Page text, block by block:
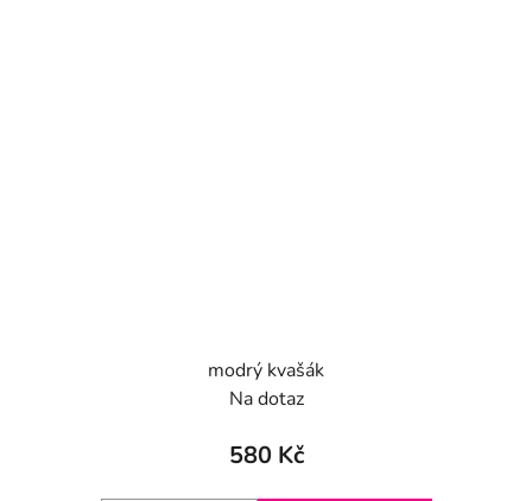
modrý kvašák
Na dotaz
580 Kč